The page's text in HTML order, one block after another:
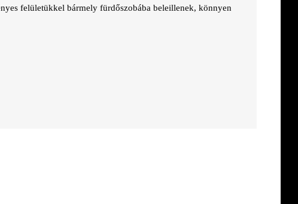
felületükkel bármely fürdőszobába beleillenek, könnyen